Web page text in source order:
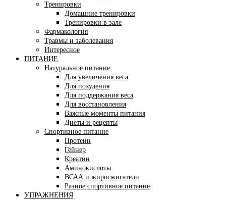
Тренировки
Домашние тренировки
Тренировки в зале
Фармакология
Травмы и заболевания
Интересное
ПИТАНИЕ
Натуральное питание
Для увеличения веса
Для похудения
Для поддержания веса
Для восстановления
Важные моменты питания
Диеты и рецепты
Спортивное питание
Протеин
Гейнер
Креатин
Аминокислоты
ВСАА и жиросжигатели
Разное спортивное питание
УПРАЖНЕНИЯ